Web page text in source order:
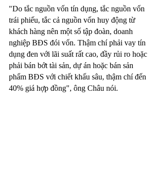
"Do tắc nguồn vốn tín dụng, tắc nguồn vốn
trái phiếu, tắc cả nguồn vốn huy động từ
khách hàng nên một số tập đoàn, doanh
nghiệp BĐS đói vốn. Thậm chí phải vay tín
dụng đen với lãi suất rất cao, đầy rủi ro hoặc
phải bán bớt tài sản, dự án hoặc bán sản
phẩm BĐS với chiết khấu sâu, thậm chí đến
40% giá hợp đồng", ông Châu nói.